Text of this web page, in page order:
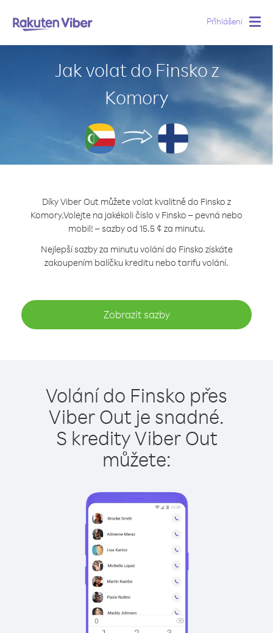
Přihlášení
Jak volat do Finsko z
Komory
Díky Viber Out můžete volat kvalitně do Finsko z
Komory.Volejte na jakékoli číslo v Finsko – pevná nebo
mobil! – sazby od 15.5 ¢ za minutu.
Nejlepší sazby za minutu volání do Finsko získáte
zakoupením balíčku kreditu nebo tarifu volání.
Zobrazit sazby
Volání do Finsko přes
Viber Out je snadné.
S kredity Viber Out
můžete: